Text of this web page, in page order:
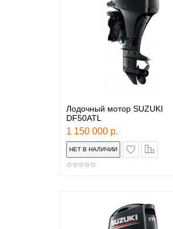
Лодочный мотор SUZUKI
DF50ATL
1 150 000 р.
в закладки